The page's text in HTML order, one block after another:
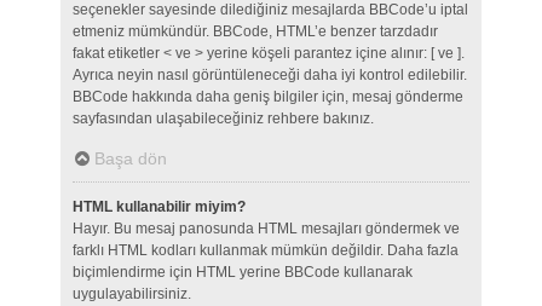
seçenekler sayesinde dilediğiniz mesajlarda BBCode’u iptal
etmeniz mümkündür. BBCode, HTML’e benzer tarzdadır
fakat etiketler < ve > yerine köşeli parantez içine alınır: [ ve ].
Ayrıca neyin nasıl görüntüleneceği daha iyi kontrol edilebilir.
BBCode hakkında daha geniş bilgiler için, mesaj gönderme
sayfasından ulaşabileceğiniz rehbere bakınız.
Başa dön
HTML kullanabilir miyim?
Hayır. Bu mesaj panosunda HTML mesajları göndermek ve
farklı HTML kodları kullanmak mümkün değildir. Daha fazla
biçimlendirme için HTML yerine BBCode kullanarak
uygulayabilirsiniz.